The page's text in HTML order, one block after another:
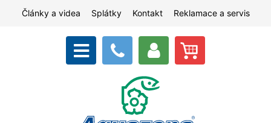
Články a videa Splátky Kontakt Reklamace a servis